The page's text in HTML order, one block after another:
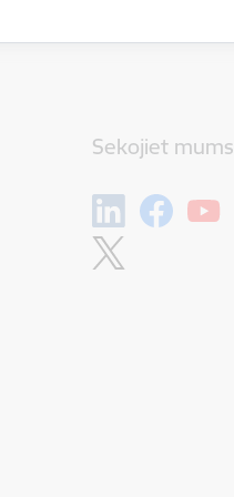
Sekojiet mums